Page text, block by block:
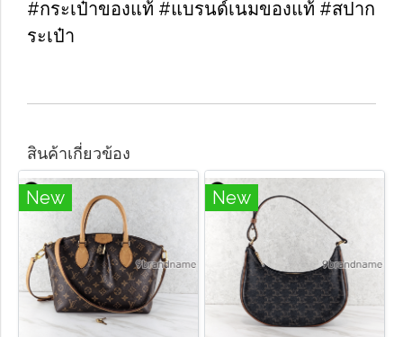
#กระเป๋าของแท้ #แบรนด์เนมของแท้ #สปาก
ระเป๋า
สินค้าเกี่ยวข้อง
New New